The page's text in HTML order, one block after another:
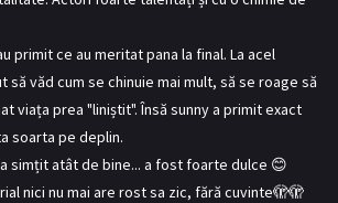
primit ce au meritat pana la final. La acel
să văd cum se chinuie mai mult, să se roage să
viața prea "liniștit". Însă sunny a primit exact
soarta pe deplin.
simțit atât de bine... a fost foarte dulce 😊
nici nu mai are rost sa zic, fără cuvinte🫣🫣